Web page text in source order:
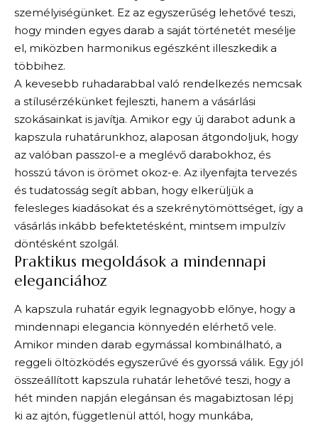
személyiségünket. Ez az egyszerűség lehetővé teszi,
hogy minden egyes darab a saját történetét mesélje
el, miközben harmonikus egészként illeszkedik a
többihez.
A kevesebb ruhadarabbal való rendelkezés nemcsak
a stílusérzékünket fejleszti, hanem a vásárlási
szokásainkat is javítja. Amikor egy új darabot adunk a
kapszula ruhatárunkhoz, alaposan átgondoljuk, hogy
az valóban passzol-e a meglévő darabokhoz, és
hosszú távon is örömet okoz-e. Az ilyenfajta tervezés
és tudatosság segít abban, hogy elkerüljük a
felesleges kiadásokat és a szekrénytömöttséget, így a
vásárlás inkább befektetésként, mintsem impulzív
döntésként szolgál.
Praktikus megoldások a mindennapi
eleganciához
A kapszula ruhatár egyik legnagyobb előnye, hogy a
mindennapi elegancia könnyedén elérhető vele.
Amikor minden darab egymással kombinálható, a
reggeli öltözködés egyszerűvé és gyorssá válik. Egy jól
összeállított kapszula ruhatár lehetővé teszi, hogy a
hét minden napján elegánsan és magabiztosan lépj
ki az ajtón, függetlenül attól, hogy munkába,